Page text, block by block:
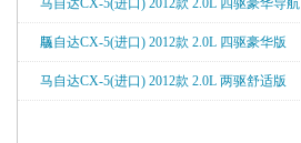
马自达CX-5(进口) 2012款 2.0L 四驱豪华导航
版
马自达CX-5(进口) 2012款 2.0L 四驱豪华版
马自达CX-5(进口) 2012款 2.0L 两驱舒适版